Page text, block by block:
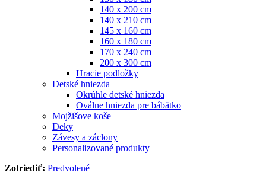
140 x 200 cm
140 x 210 cm
145 x 160 cm
160 x 180 cm
170 x 240 cm
200 x 300 cm
Hracie podložky
Detské hniezda
Okrúhle detské hniezda
Oválne hniezda pre bábätko
Mojžišove koše
Deky
Závesy a záclony
Personalizované produkty
Zotriediť: Predvolené